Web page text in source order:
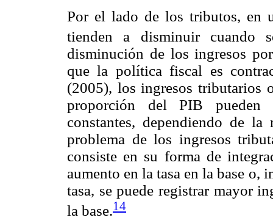
Por el lado de los tributos, en
tienden a disminuir cuando
disminución de los ingresos
que la política fiscal es
(2005), los ingresos tributarios
proporción del PIB pueden
constantes, dependiendo de
problema de los ingresos
consiste en su forma de
aumento en la tasa en la base o,
tasa, se puede registrar mayor
la base.14